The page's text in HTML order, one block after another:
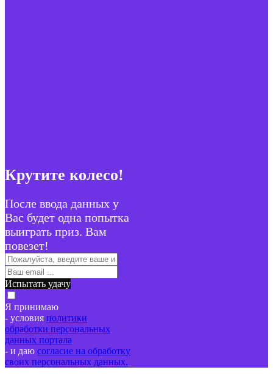
Крутите колесо!
После ввода данных у
Вас будет одна попытка
выиграть приз. Вам
повезет!
Испытать удачу
Я принимаю
- условия политики
обработки персональных
данных портала
- и даю согласие на обработку
своих персональных данных.